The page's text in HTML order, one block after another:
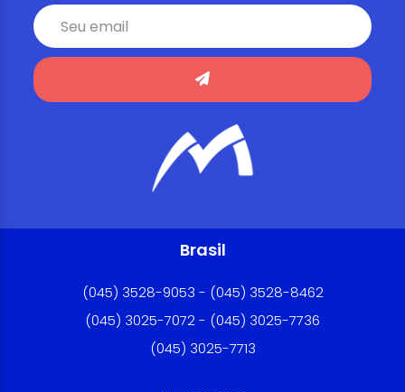
Brasil
(045) 3528-9053 - (045) 3528-8462
(045) 3025-7072 - (045) 3025-7736
(045) 3025-7713